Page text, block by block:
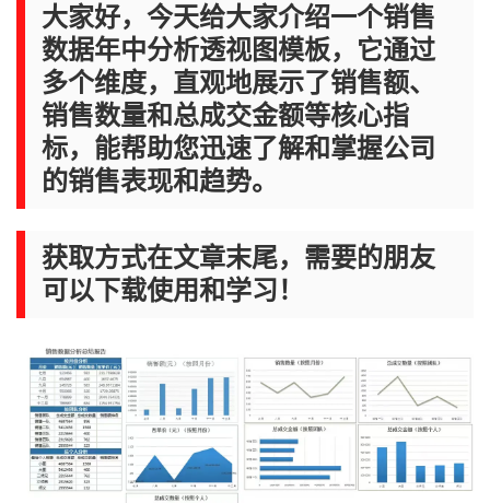
大家好，今天给大家介绍一个销售
数据年中分析透视图模板，它通过
多个维度，直观地展示了销售额、
销售数量和总成交金额等核心指
标，能帮助您迅速了解和掌握公司
的销售表现和趋势。
获取方式在文章末尾，需要的朋友
可以下载使用和学习！